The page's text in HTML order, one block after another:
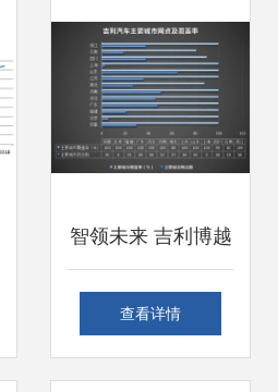
智领未来 吉利博越
2024款上海互联网
查看详情